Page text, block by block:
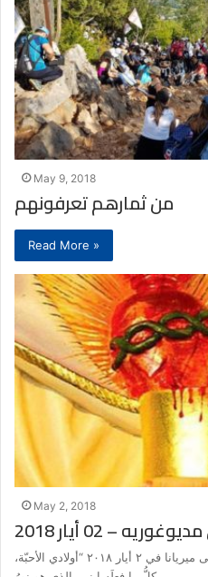
May 9, 2018
من ثمارهم تعرفونهم
Read More »
May 2, 2018
– 02 أيار 2018
رسالة مريم العذراء في مديوغوريه إلى ميريانا في ٢ أيار ٢٠١٨ “أولادي الأحبّة،